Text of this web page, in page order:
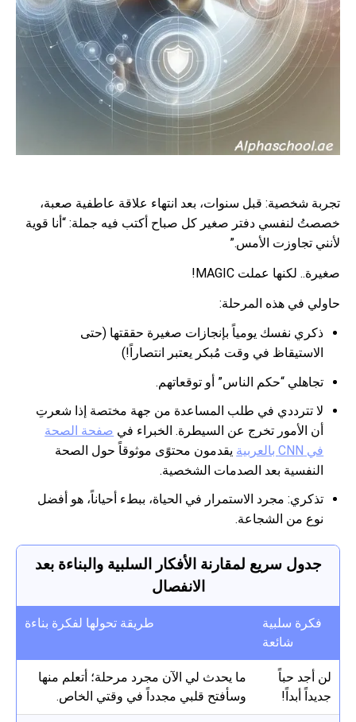
تجربة شخصية: قبل سنوات، بعد انتهاء علاقة عاطفية صعبة،
خصصتُ لنفسي دفتر صغير كل صباح أكتب فيه جملة: “أنا قوية
لأنني تجاوزت الأمس.”
صغيرة.. لكنها عملت MAGIC!
حاولي في هذه المرحلة:
ذكري نفسك يومياً بإنجازات صغيرة حققتها (حتى
الاستيقاظ في وقت مُبكر يعتبر انتصاراً!)
تجاهلي “حكم الناس” أو توقعاتهم.
لا تترددي في طلب المساعدة من جهة مختصة إذا شعرتِ
أن الأمور تخرج عن السيطرة. الخبراء في صفحة الصحة
في CNN بالعربية
يقدمون محتوًى موثوقاً حول الصحة
النفسية بعد الصدمات الشخصية.
تذكري: مجرد الاستمرار في الحياة، ببطء أحياناً، هو أفضل
نوع من الشجاعة.
جدول سريع لمقارنة الأفكار السلبية والبناءة بعد
الانفصال
فكرة سلبية
شائعة
طريقة تحولها لفكرة بناءة
لن أجد حباً
جديداً أبداً!
ما يحدث لي الآن مجرد مرحلة؛ أتعلم منها
وسأفتح قلبي مجدداً في وقتي الخاص.